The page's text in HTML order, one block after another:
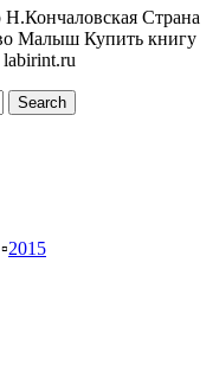
Страна
Малыш Купить книгу
Search
▫2015